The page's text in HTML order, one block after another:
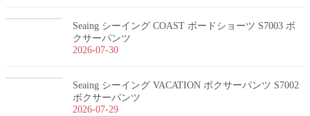
Seaing シーイング COAST ボードショーツ S7003 ボ
クサーパンツ
2026-07-30
Seaing シーイング VACATION ボクサーパンツ S7002
ボクサーパンツ
2026-07-29